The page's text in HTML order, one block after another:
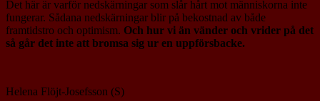
Det här är varför nedskärningar som slår hårt mot människorna inte
fungerar. Sådana nedskärningar blir på bekostnad av både
framtidstro och optimism. Och hur vi än vänder och vrider på det
så går det inte att bromsa sig ur en uppförsbacke.
Helena Flöjt-Josefsson (S)